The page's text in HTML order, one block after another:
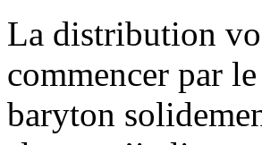
La distribution
commencer par
baryton